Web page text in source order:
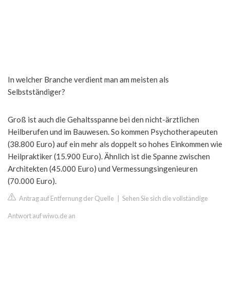
In welcher Branche verdient man am meisten als
Selbstständiger?
Groß ist auch die Gehaltsspanne bei den nicht-ärztlichen
Heilberufen und im Bauwesen. So kommen Psychotherapeuten
(38.800 Euro) auf ein mehr als doppelt so hohes Einkommen wie
Heilpraktiker (15.900 Euro). Ähnlich ist die Spanne zwischen
Architekten (45.000 Euro) und Vermessungsingenieuren
(70.000 Euro).
Antrag auf Entfernung der Quelle Sehen Sie sich die vollständige
Antwort auf wiwo.de an